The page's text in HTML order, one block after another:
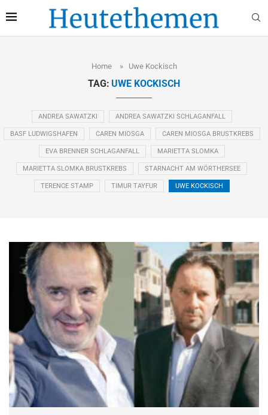
Home » Uwe Kockisch
TAG: UWE KOCKISCH
ANDREA SAWATZKI ANDREA SAWATZKI SCHLAGANFALL
BASF LUDWIGSHAFEN CAREN MIOSGA CAREN MIOSGA BRUSTKREBS
EVA BRENNER SCHLAGANFALL MARIETTA SLOMKA
MARIETTA SLOMKA BRUSTKREBS STARNACHT AM WÖRTHERSEE
TERENCE STAMP TIMUR TAYFUR UWE KOCKISCH